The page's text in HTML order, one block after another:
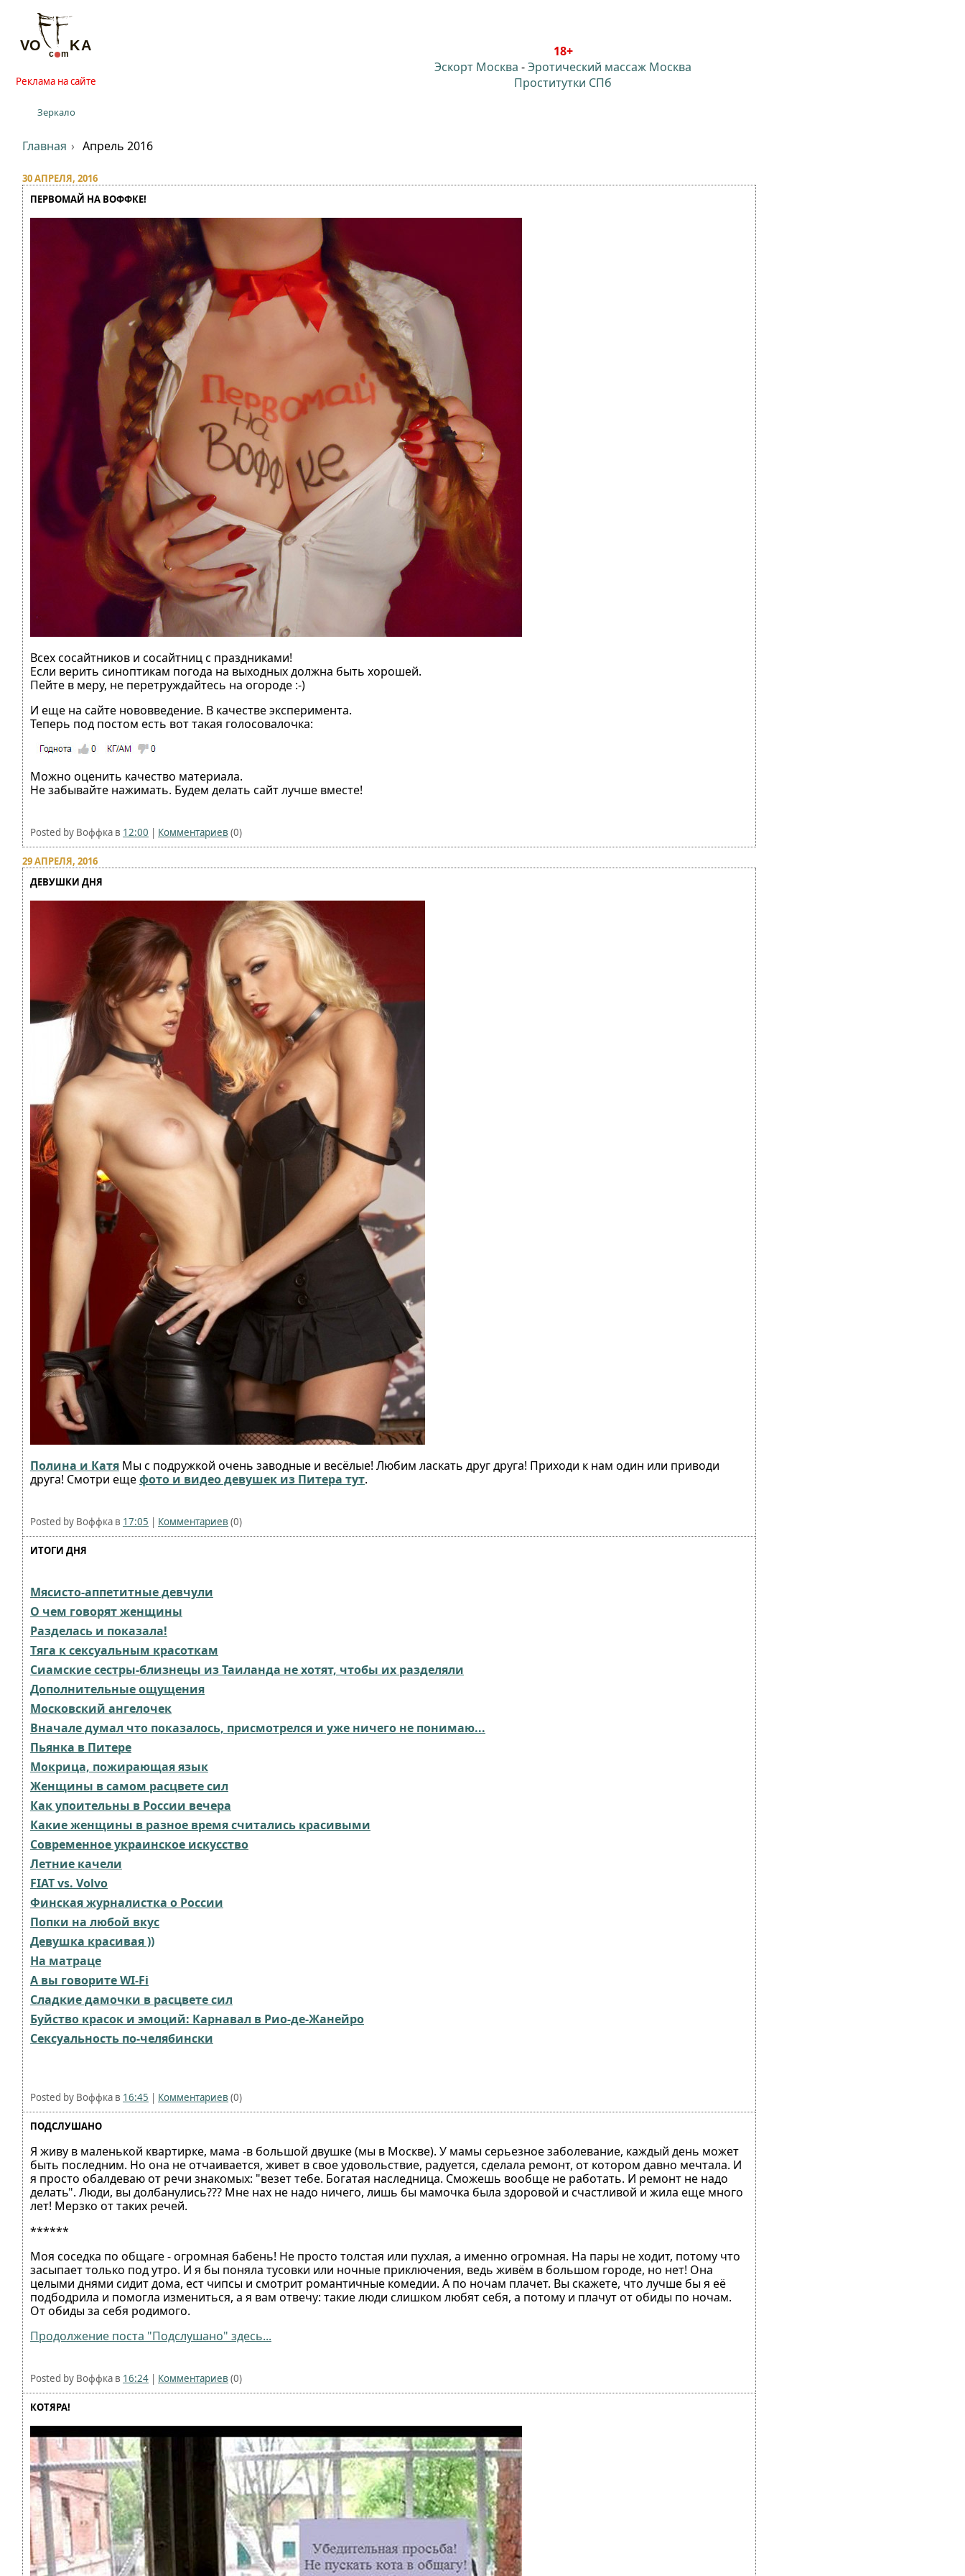
Реклама на сайте
Зеркало
18+
Эскорт Москва -Эротический массаж Москва
Проститутки СПб
Главная Апрель 2016
30 АПРЕЛЯ, 2016
ПЕРВОМАЙ НА ВОФФКЕ!
Всех сосайтников и сосайтниц с праздниками!
Если верить синоптикам погода на выходных должна быть хорошей.
Пейте в меру, не перетруждайтесь на огороде :-)
И еще на сайте нововведение. В качестве эксперимента.
Теперь под постом есть вот такая голосовалочка:
Можно оценить качество материала.
Не забывайте нажимать. Будем делать сайт лучше вместе!
Posted by Воффка в 12:00 | Комментариев (0)
29 АПРЕЛЯ, 2016
ДЕВУШКИ ДНЯ
Полина и Катя Мы с подружкой очень заводные и весёлые! Любим ласкать друг друга! Приходи к нам один или приводи
друга! Смотри ещефото и видео девушек из Питера тут.
Posted by Воффка в 17:05 | Комментариев (0)
ИТОГИ ДНЯ
Мясисто-аппетитные девчули
О чем говорят женщины
Разделась и показала!
Тяга к сексуальным красоткам
Сиамские сестры-близнецы из Таиланда не хотят, чтобы их разделяли
Дополнительные ощущения
Московский ангелочек
Вначале думал что показалось, присмотрелся и уже ничего не понимаю...
Пьянка в Питере
Мокрица, пожирающая язык
Женщины в самом расцвете сил
Как упоительны в России вечера
Какие женщины в разное время считались красивыми
Современное украинское искусство
Летние качели
FIAT vs. Volvo
Финская журналистка о России
Попки на любой вкус
Девушка красивая ))
На матраце
А вы говорите WI-Fi
Сладкие дамочки в расцвете сил
Буйство красок и эмоций: Карнавал в Рио-де-Жанейро
Сексуальность по-челябински
Posted by Воффка в 16:45 | Комментариев (0)
ПОДСЛУШАНО
Я живу в маленькой квартирке, мама -в большой двушке (мы в Москве). У мамы серьезное заболевание, каждый день может
быть последним. Но она не отчаивается, живет в свое удовольствие, радуется, сделала ремонт, от котором давно мечтала. И
я просто обалдеваю от речи знакомых: "везет тебе. Богатая наследница. Сможешь вообще не работать. И ремонт не надо
делать". Люди, вы долбанулись??? Мне нах не надо ничего, лишь бы мамочка была здоровой и счастливой и жила еще много
лет! Мерзко от таких речей.
******
Моя соседка по общаге - огромная бабень! Не просто толстая или пухлая, а именно огромная. На пары не ходит, потому что
засыпает только под утро. И я бы поняла тусовки или ночные приключения, ведь живём в большом городе, но нет! Она
целыми днями сидит дома, ест чипсы и смотрит романтичные комедии. А по ночам плачет. Вы скажете, что лучше бы я её
подбодрила и помогла измениться, а я вам отвечу: такие люди слишком любят себя, а потому и плачут от обиды по ночам.
От обиды за себя родимого.
Продолжение поста "Подслушано" здесь...
Posted by Воффка в 16:24 | Комментариев (0)
КОТЯРА!